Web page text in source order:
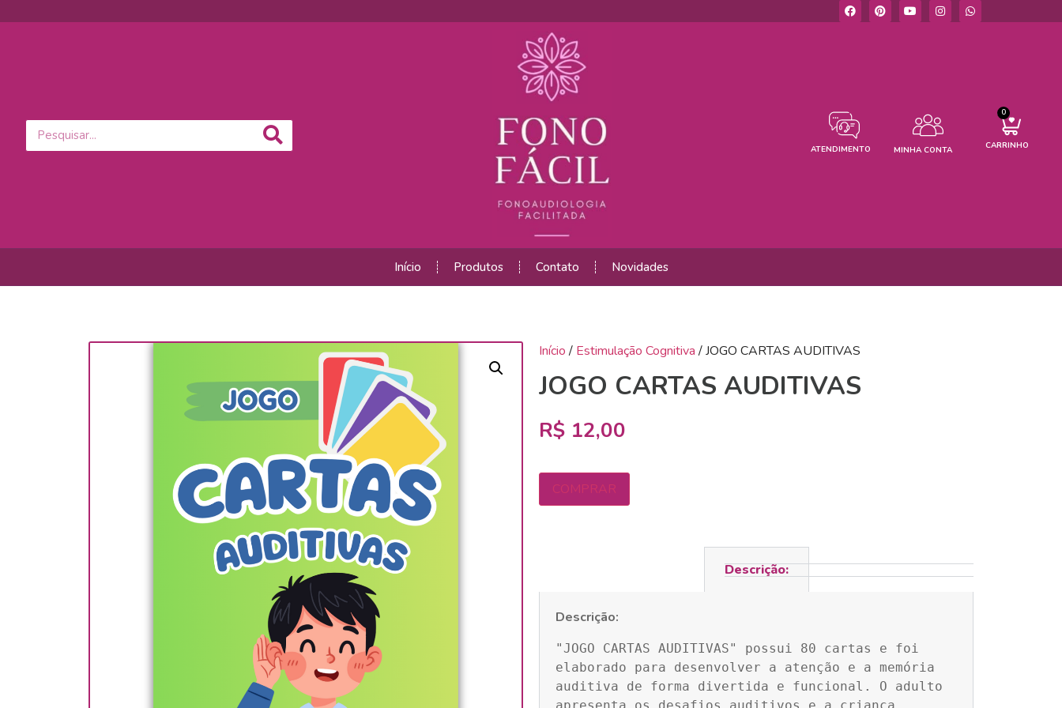
ATENDIMENTO MINHA CONTA
0
CARRINHO
Início Produtos Contato Novidades
Início / Estimulação Cognitiva / JOGO CARTAS AUDITIVAS
JOGO CARTAS AUDITIVAS
R$ 12,00
COMPRAR
Descrição:
Descrição:
"JOGO CARTAS AUDITIVAS" possui 80 cartas e foi
elaborado para desenvolver a atenção e a memória
auditiva de forma divertida e funcional. O adulto